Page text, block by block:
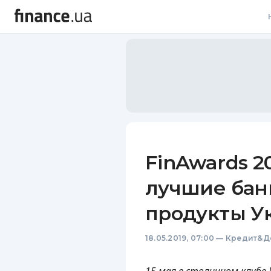
FinAwards
лучшие
продукты
18.05.2019, 07:00 —